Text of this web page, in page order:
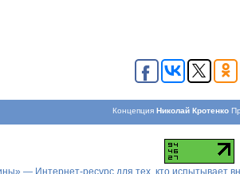
КонцепцияНиколай Кротенко
— Интернет-ресурс для тех, кто испытывает